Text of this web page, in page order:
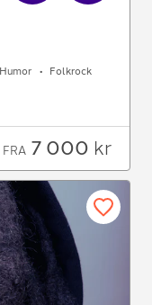
Humor Folkrock
FRA 7 000 kr